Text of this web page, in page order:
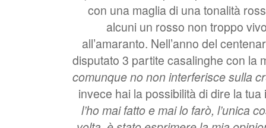
con una maglia di una tonalità
alcuni un rosso non troppo
all’amaranto. Nell’anno del
disputato 3 partite casalinghe con la
comunque no non interferisce sulla
invece hai la possibilità di dire la
l’ho mai fatto e mai lo farò, l’unica